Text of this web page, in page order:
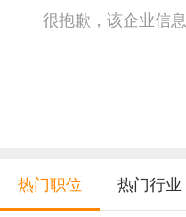
很抱歉，该企业信
热门职位 热门行业